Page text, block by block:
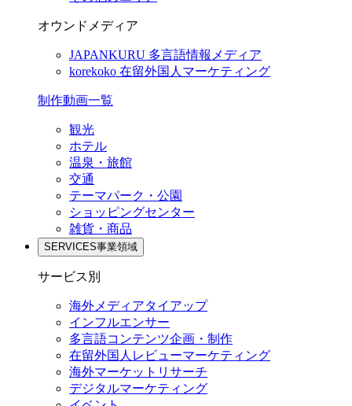
オウンドメディア
JAPANKURU 多言語情報メディア
korekoko 在留外国人マーケティング
制作動画一覧
観光
ホテル
温泉・旅館
交通
テーマパーク・公園
ショッピングセンター
雑貨・商品
SERVICES事業領域
サービス別
海外メディアタイアップ
インフルエンサー
多言語コンテンツ企画・制作
在留外国⼈レビューマーケティング
海外マーケットリサーチ
デジタルマーケティング